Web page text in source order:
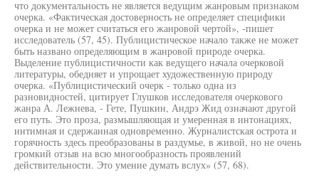
что документальность не является ведущим жанровым признаком
очерка. «Фактическая достоверность не определяет специфики
очерка и не может считаться его жанровой чертой», -пишет
исследователь (57, 45). Публицистическое начало также не может
быть названо определяющим в жанровой природе очерка.
Выделение публицистичности как ведущего начала очерковой
литературы, обедняет и упрощает художественную природу
очерка. «Публицистический очерк - только одна из
разновидностей, цитирует Глушков исследователя очеркового
жанра А. Лежнева, - Гете, Пушкин, Андрэ Жид означают другой
его путь. Это проза, размышляющая и умеренная в интонациях,
интимная и сдержанная одновременно. Журналистская острота и
горячность здесь преобразованы в раздумье, в живой, но не очень
громкий отзыв на всю многообразность проявлений
действительности. Это умение думать вслух» (57, 68).